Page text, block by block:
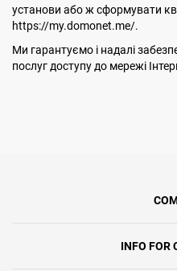
установи або ж сформувати
https://my.domonet.me/.
Ми гарантуємо і надалі
послуг доступу до мережі
INFO FOR